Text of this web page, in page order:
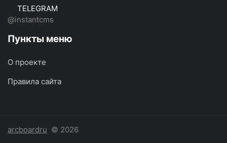
TELEGRAM
@instantcms
Пункты меню
О проекте
Правила сайта
arcboardru © 2026